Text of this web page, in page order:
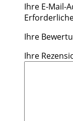
Ihre E-Mail-
Ihre
Ihre